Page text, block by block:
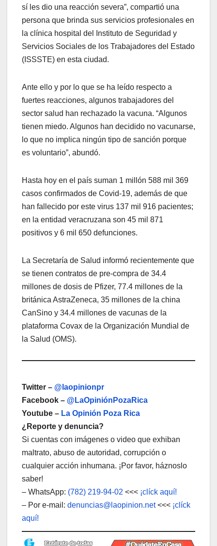
sí les dio una reacción severa”, compartió una
persona que brinda sus servicios profesionales en
la clínica hospital del Instituto de Seguridad y
Servicios Sociales de los Trabajadores del Estado
(ISSSTE) en esta ciudad.
Ante ello y por lo que se ha leído respecto a
fuertes reacciones, algunos trabajadores del
sector salud han rechazado la vacuna. “Algunos
tienen miedo. Algunos han decidido no vacunarse,
lo que no implica ningún tipo de sanción porque
es voluntario”, abundó.
Hasta hoy en el país suman 1 millón 588 mil 369
casos confirmados de Covid-19, además de que
han fallecido por este virus 137 mil 916 pacientes;
en la entidad veracruzana son 45 mil 871
positivos y 6 mil 650 defunciones.
La Secretaría de Salud informó recientemente que
se tienen contratos de pre-compra de 34.4
millones de dosis de Pfizer, 77.4 millones de la
británica AstraZeneca, 35 millones de la china
CanSino y 34.4 millones de vacunas de la
plataforma Covax de la Organización Mundial de
la Salud (OMS).
Twitter – @laopinionpr
Facebook – @LaOpiniónPozaRica
Youtube – La Opinión Poza Rica
¿Reporte y denuncia?
Si cuentas con imágenes o video que exhiban
maltrato, abuso de autoridad, corrupción o
cualquier acción inhumana. ¡Por favor, háznoslo
saber!
– WhatsApp: (782) 219-94-02 <<< ¡clíck aquí!
– Por e-mail: denuncias@laopinion.net<<< ¡clíck
aquí!